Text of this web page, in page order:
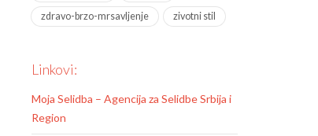
zdravo-brzo-mrsavljenje zivotni stil
Linkovi:
Moja Selidba – Agencija za Selidbe Srbija i
Region